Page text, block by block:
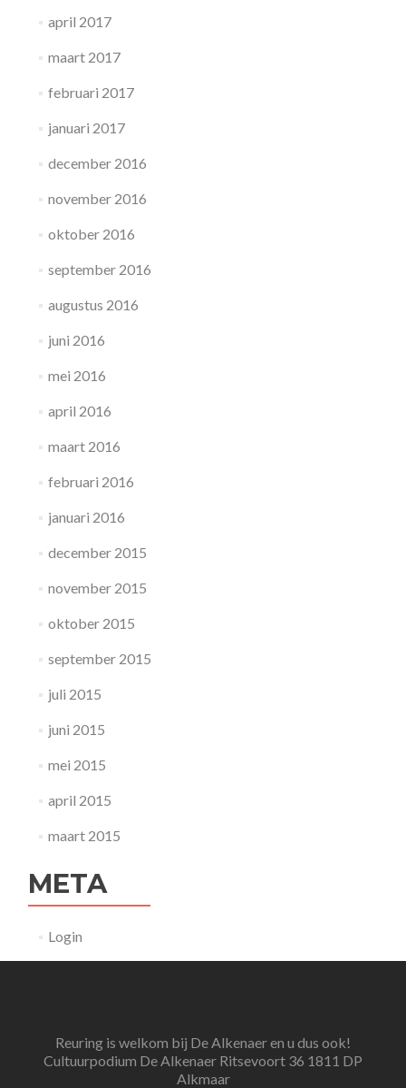
april 2017
maart 2017
februari 2017
januari 2017
december 2016
november 2016
oktober 2016
september 2016
augustus 2016
juni 2016
mei 2016
april 2016
maart 2016
februari 2016
januari 2016
december 2015
november 2015
oktober 2015
september 2015
juli 2015
juni 2015
mei 2015
april 2015
maart 2015
META
Login
Reuring is welkom bij De Alkenaer en u dus ook!
Cultuurpodium De Alkenaer Ritsevoort 36 1811 DP
Alkmaar